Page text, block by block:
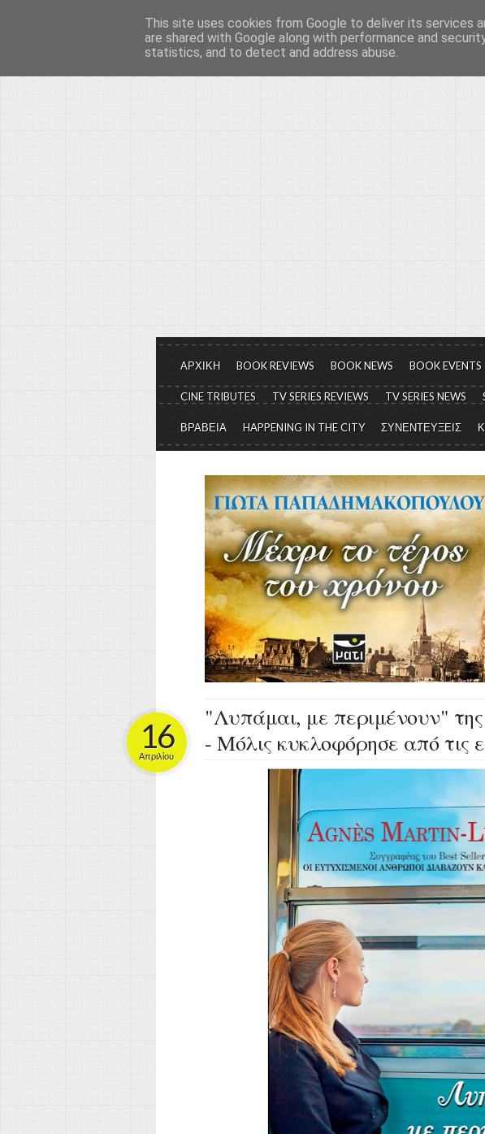
Το μεγαλείο των Τεχνών...
Είμαστε πάντα εδώ για να μιλάμε για τον πολιτισμό,
ΑΡΧΙΚΗ BOOK REVIEWS BOOK NEWS BOOK EVENTS
CINE TRIBUTES TV SERIES REVIEWS TV SERIES NEWS
ΒΡΑΒΕΙΑ HAPPENING IN THE CITY ΣΥΝΕΝΤΕΥΞΕΙΣ
"Λυπάμαι, με περιμένουν"
- Μόλις κυκλοφόρησε από τις
16
Απριλίου
This site uses cookies from Google to deliver its services
are shared with Google along with performance and
statistics, and to detect and address abuse.